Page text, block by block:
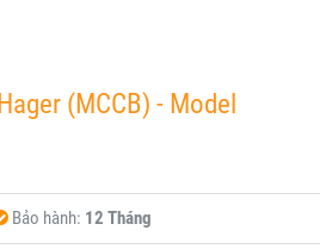
(MCCB) - Model
Bảo hành: 12 Tháng